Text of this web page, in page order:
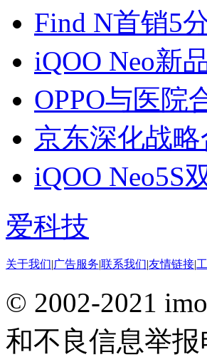
Find N首销5
iQOO Neo新
OPPO与医院
京东深化战
iQOO Neo5S
爱科技
关于我们|广告服务|联系我们|友情链接|
© 2002-2021
和不良信息举报